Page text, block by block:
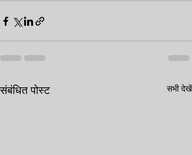
संबंधित पोस्ट सभी देखें